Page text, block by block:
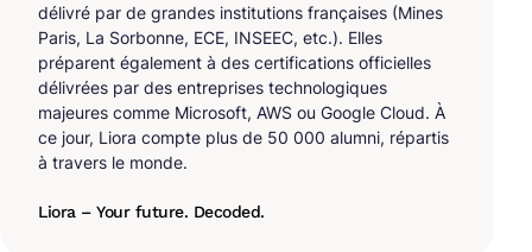
délivré par de grandes institutions françaises (Mines
Paris, La Sorbonne, ECE, INSEEC, etc.). Elles
préparent également à des certifications officielles
délivrées par des entreprises technologiques
majeures comme Microsoft, AWS ou Google Cloud. À
ce jour, Liora compte plus de 50 000 alumni, répartis
à travers le monde.
Liora – Your future. Decoded.